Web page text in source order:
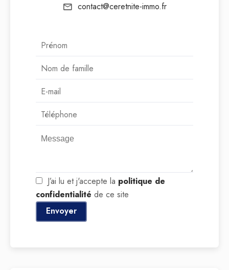
contact@ceretnite-immo.fr
J’ai lu et j'accepte la politique de
confidentialité de ce site
Envoyer